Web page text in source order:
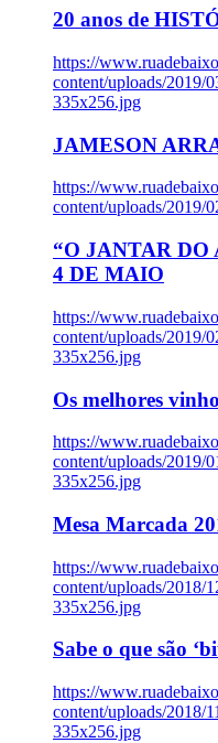
20 anos de
https://
content/uploads/2019/
335x256.jpg
JAMESON
https://
content/uploads/2019/
“O JANTAR DO
4 DE MAIO
https://
content/uploads/2019/
335x256.jpg
Os melhores
https://
content/uploads/2019/
335x256.jpg
Mesa Marcada
https://
content/uploads/2018/
335x256.jpg
Sabe o que são
https://
content/uploads/2018/
335x256.jpg